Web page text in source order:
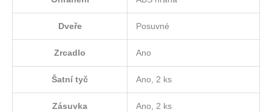
Dveře Posuvné
Zrcadlo Ano
Šatní tyč Ano, 2 ks
Zásuvka Ano, 2 ks